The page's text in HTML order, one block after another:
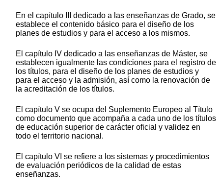
En el capítulo III dedicado a las enseñanzas de Grado, se
establece el contenido básico para el diseño de los
planes de estudios y para el acceso a los mismos.
El capítulo IV dedicado a las enseñanzas de Máster, se
establecen igualmente las condiciones para el registro de
los títulos, para el diseño de los planes de estudios y
para el acceso y la admisión, así como la renovación de
la acreditación de los títulos.
El capítulo V se ocupa del Suplemento Europeo al Título
como documento que acompaña a cada uno de los títulos
de educación superior de carácter oficial y validez en
todo el territorio nacional.
El capítulo VI se refiere a los sistemas y procedimientos
de evaluación periódicos de la calidad de estas
enseñanzas.